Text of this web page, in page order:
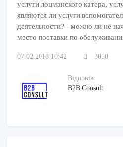
услуги лоцманского катера,
являются ли услуги
деятельности? - можно ли не
место поставки по
07.02.2018 10:42 3050
Відповів
B2B Consult